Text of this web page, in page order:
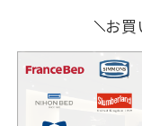
お買